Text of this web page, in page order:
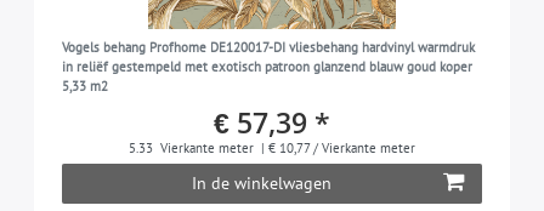
Vogels behang Profhome DE120017-DI vliesbehang hardvinyl warmdruk
in reliëf gestempeld met exotisch patroon glanzend blauw goud koper
5,33 m2
€ 57,39 *
5.33 Vierkante meter | € 10,77 / Vierkante meter
In de winkelwagen